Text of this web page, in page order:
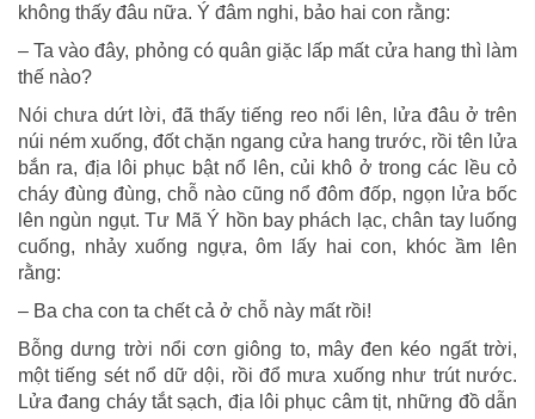
không thấy đâu nữa. Ý đâm nghi, bảo hai con rằng:
– Ta vào đây, phỏng có quân giặc lấp mất cửa hang thì làm
thế nào?
Nói chưa dứt lời, đã thấy tiếng reo nổi lên, lửa đâu ở trên
núi ném xuống, đốt chặn ngang cửa hang trước, rồi tên lửa
bắn ra, địa lôi phục bật nổ lên, củi khô ở trong các lều cỏ
cháy đùng đùng, chỗ nào cũng nổ đôm đốp, ngọn lửa bốc
lên ngùn ngụt. Tư Mã Ý hồn bay phách lạc, chân tay luống
cuống, nhảy xuống ngựa, ôm lấy hai con, khóc ầm lên
rằng:
– Ba cha con ta chết cả ở chỗ này mất rồi!
Bỗng dưng trời nổi cơn giông to, mây đen kéo ngất trời,
một tiếng sét nổ dữ dội, rồi đổ mưa xuống như trút nước.
Lửa đang cháy tắt sạch, địa lôi phục câm tịt, những đồ dẫn